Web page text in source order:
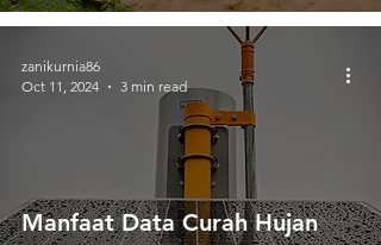
Manfaat Data Curah Hujan
zanikurnia86
Oct 11, 2024
3 min read